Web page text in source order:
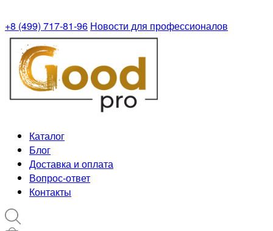
+8 (499) 717-81-96 Новости для профессионалов
Каталог
Блог
Доставка и оплата
Вопрос-ответ
Контакты